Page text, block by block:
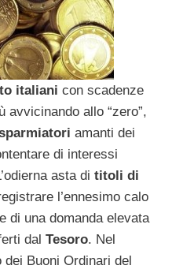
italiani con scadenze
avvicinando allo “zero”,
amanti dei
di interessi
asta di titoli di
l’ennesimo calo
di una domanda elevata
dal Tesoro. Nel
Buoni Ordinari del